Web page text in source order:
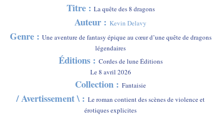
Titre : La quête des 8 dragons
Auteur : Kevin Delavy
Genre : Une aventure de fantasy épique au cœur d’une quête de dragons
légendaires
Éditions : Cordes de lune Éditions
Le 8 avril 2026
Collection : Fantaisie
/ Avertissement \ : Le roman contient des scènes de violence et
érotiques explicites